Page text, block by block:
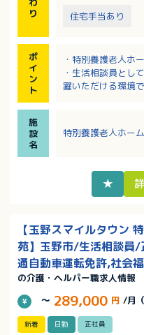
り
住宅手当あり
ポ
イ
ン
ト
・特別養護老人ホ
・生活相談員とし
躍いただける環境で
・固定手当込み月
には住宅手当支給
施
設
名
特別養護老人ホー
★
【玉野スマイルタウン
苑】玉野市/生活相談員
通自動車運転免許,社会
の介護・ヘルパー職求人情報
～ 289,000 円 /月
新着 日勤 正社員